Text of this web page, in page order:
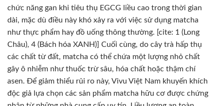
chức năng gan khi tiêu thụ EGCG liều cao trong thời gian
dài, mặc dù điều này khó xảy ra với việc sử dụng matcha
như thực phẩm hay đồ uống thông thường. [cite: 1 (Long
Châu), 4 (Bách hóa XANH)] Cuối cùng, do cây trà hấp thụ
các chất từ đất, matcha có thể chứa một lượng nhỏ chất
gây ô nhiễm như thuốc trừ sâu, hóa chất hoặc thậm chí
asen. Để giảm thiểu rủi ro này, Vivu Việt Nam khuyến khích
độc giả lựa chọn các sản phẩm matcha hữu cơ được chứng